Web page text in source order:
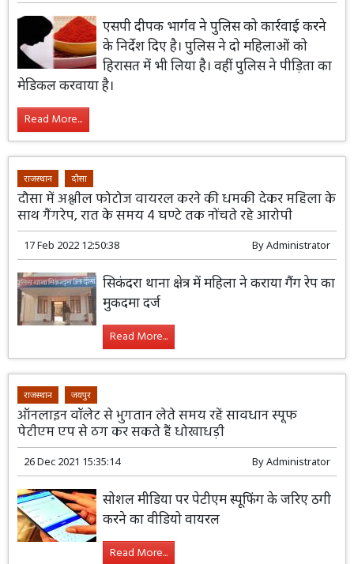
एसपी दीपक भार्गव ने पुलिस को कार्रवाई करने
के निर्देश दिए है। पुलिस ने दो महिलाओं को
हिरासत में भी लिया है। वहीं पुलिस ने पीड़िता का
मेडिकल करवाया है।
Read More...
राजस्थान दौसा
दौसा में अश्लील फोटोज वायरल करने की धमकी देकर महिला के
साथ गैंगरेप, रात के समय 4 घण्टे तक नोंचते रहे आरोपी
17 Feb 2022 12:50:38 ByAdministrator
सिकंदरा थाना क्षेत्र में महिला ने कराया गैंग रेप का
मुकदमा दर्ज
Read More...
राजस्थान जयपुर
ऑनलाइन वॉलेट से भुगतान लेते समय रहें सावधान स्पूफ
पेटीएम एप से ठग कर सकते हैं धोखाधड़ी
26 Dec 2021 15:35:14 ByAdministrator
सोशल मीडिया पर पेटीएम स्पूफिंग के जरिए ठगी
करने का वीडियो वायरल
Read More...